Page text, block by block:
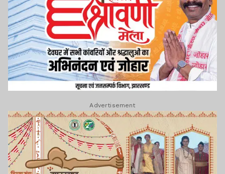
Advertisement